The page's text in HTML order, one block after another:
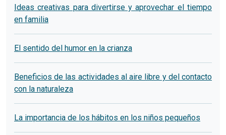
Ideas creativas para divertirse y aprovechar el tiempo
en familia
El sentido del humor en la crianza
Beneficios de las actividades al aire libre y del contacto
con la naturaleza
La importancia de los hábitos en los niños pequeños